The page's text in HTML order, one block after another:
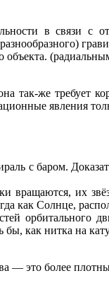
в связи с
объекта.
так-же требует
явления
с баром.
вращаются, их
как Солнце,
бы, как нитка на
— это более